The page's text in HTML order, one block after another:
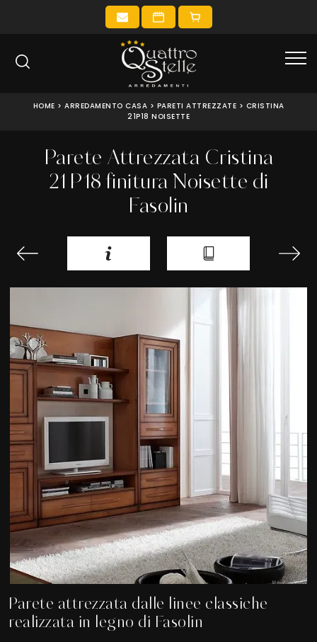
HOME > ARREDAMENTO CASA > PARETI ATTREZZATE > CRISTINA
21P18 NOISETTE
Parete Attrezzata Cristina
21P18 finitura Noisette di
Fasolin
Parete attrezzata dalle linee classiche
realizzata in legno di Fasolin